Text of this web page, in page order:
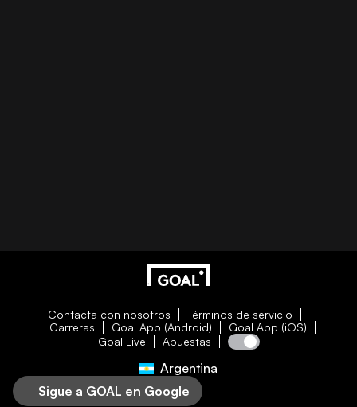
Contacta con nosotros
Términos de servicio
Carreras
Goal App (Android)
Goal App (iOS)
Goal Live
Apuestas
Argentina
Sigue a GOAL en Google